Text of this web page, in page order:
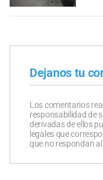
Dejanos tu
Los comentarios
responsabilidad de
derivadas de ellos
legales que
que no respondan